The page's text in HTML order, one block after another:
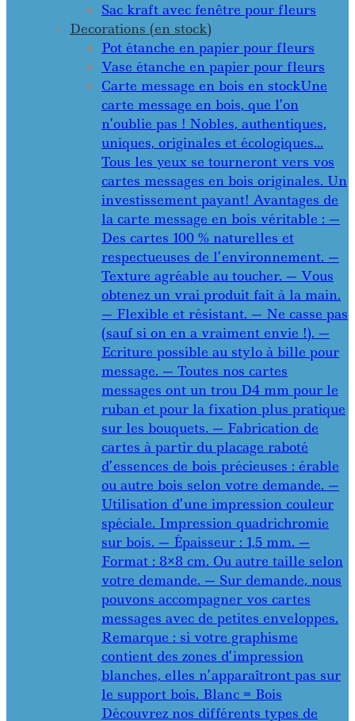
Sac kraft avec fenêtre pour fleurs
Decorations (en stock)
Pot étanche en papier pour fleurs
Vase étanche en papier pour fleurs
Carte message en bois en stockUne
carte message en bois, que l’on
n’oublie pas ! Nobles, authentiques,
uniques, originales et écologiques…
Tous les yeux se tourneront vers vos
cartes messages en bois originales. Un
investissement payant! Avantages de
la carte message en bois véritable : —
Des cartes 100 % naturelles et
respectueuses de l’environnement. —
Texture agréable au toucher. — Vous
obtenez un vrai produit fait à la main.
— Flexible et résistant. — Ne casse pas
(sauf si on en a vraiment envie !). —
Ecriture possible au stylo à bille pour
message. — Toutes nos cartes
messages ont un trou D4 mm pour le
ruban et pour la fixation plus pratique
sur les bouquets. — Fabrication de
cartes à partir du placage raboté
d’essences de bois précieuses : érable
ou autre bois selon votre demande. —
Utilisation d’une impression couleur
spéciale. Impression quadrichromie
sur bois. — Épaisseur : 1,5 mm. —
Format : 8×8 cm. Ou autre taille selon
votre demande. — Sur demande, nous
pouvons accompagner vos cartes
messages avec de petites enveloppes.
Remarque : si votre graphisme
contient des zones d’impression
blanches, elles n’apparaîtront pas sur
le support bois. Blanc = Bois
Découvrez nos différents types de